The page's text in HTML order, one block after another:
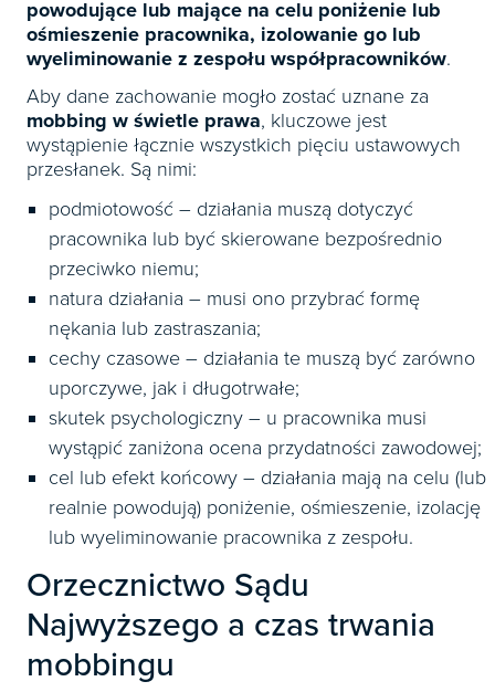
powodujące lub mające na celu poniżenie lub
ośmieszenie pracownika, izolowanie go lub
wyeliminowanie z zespołu współpracowników.
Aby dane zachowanie mogło zostać uznane za
mobbing w świetle prawa, kluczowe jest
wystąpienie łącznie wszystkich pięciu ustawowych
przesłanek. Są nimi:
podmiotowość – działania muszą dotyczyć
pracownika lub być skierowane bezpośrednio
przeciwko niemu;
natura działania – musi ono przybrać formę
nękania lub zastraszania;
cechy czasowe – działania te muszą być zarówno
uporczywe, jak i długotrwałe;
skutek psychologiczny – u pracownika musi
wystąpić zaniżona ocena przydatności zawodowej;
cel lub efekt końcowy – działania mają na celu (lub
realnie powodują) poniżenie, ośmieszenie, izolację
lub wyeliminowanie pracownika z zespołu.
Orzecznictwo Sądu
Najwyższego a czas trwania
mobbingu